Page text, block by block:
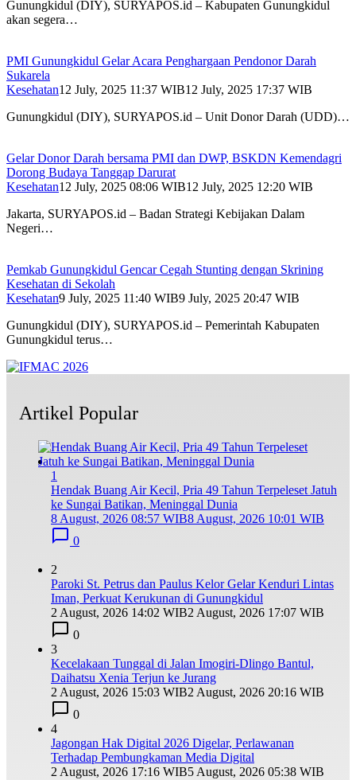
Gunungkidul (DIY), SURYAPOS.id – Kabupaten Gunungkidul
akan segera…
PMI Gunungkidul Gelar Acara Penghargaan Pendonor Darah
Sukarela
Kesehatan12 July, 2025 11:37 WIB12 July, 2025 17:37 WIB
Gunungkidul (DIY), SURYAPOS.id – Unit Donor Darah (UDD)…
Gelar Donor Darah bersama PMI dan DWP, BSKDN Kemendagri
Dorong Budaya Tanggap Darurat
Kesehatan12 July, 2025 08:06 WIB12 July, 2025 12:20 WIB
Jakarta, SURYAPOS.id – Badan Strategi Kebijakan Dalam
Negeri…
Pemkab Gunungkidul Gencar Cegah Stunting dengan Skrining
Kesehatan di Sekolah
Kesehatan9 July, 2025 11:40 WIB9 July, 2025 20:47 WIB
Gunungkidul (DIY), SURYAPOS.id – Pemerintah Kabupaten
Gunungkidul terus…
Artikel Popular
1
Hendak Buang Air Kecil, Pria 49 Tahun Terpeleset Jatuh
ke Sungai Batikan, Meninggal Dunia
8 August, 2026 08:57 WIB8 August, 2026 10:01 WIB
0
2
Paroki St. Petrus dan Paulus Kelor Gelar Kenduri Lintas
Iman, Perkuat Kerukunan di Gunungkidul
2 August, 2026 14:02 WIB2 August, 2026 17:07 WIB
0
3
Kecelakaan Tunggal di Jalan Imogiri-Dlingo Bantul,
Daihatsu Xenia Terjun ke Jurang
2 August, 2026 15:03 WIB2 August, 2026 20:16 WIB
0
4
Jagongan Hak Digital 2026 Digelar, Perlawanan
Terhadap Pembungkaman Media Digital
2 August, 2026 17:16 WIB5 August, 2026 05:38 WIB